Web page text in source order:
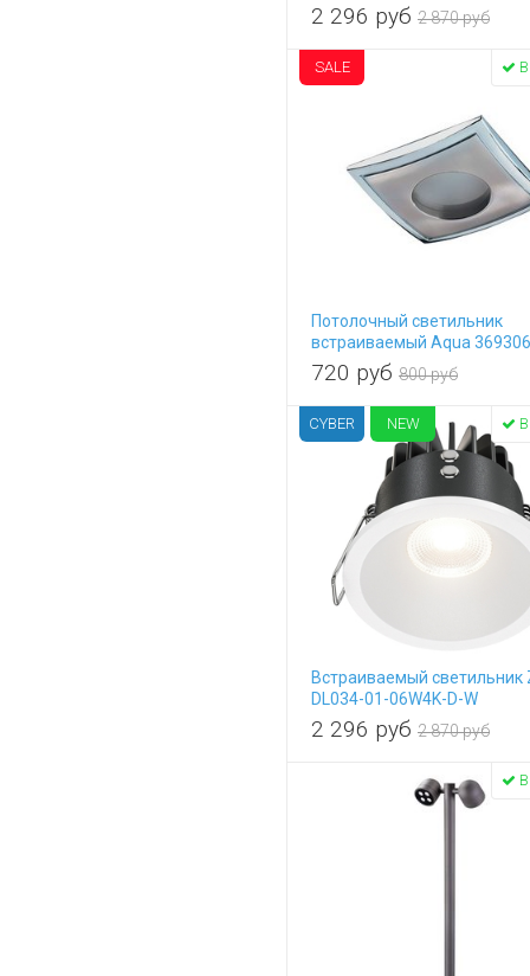
2 296 руб 2 870 руб
Потолочный светильник
встраиваемый Aqua 369306
720 руб 800 руб
SALE
Встраиваемый светильник
DL034-01-06W4K-D-W
2 296 руб 2 870 руб
CYBER NEW